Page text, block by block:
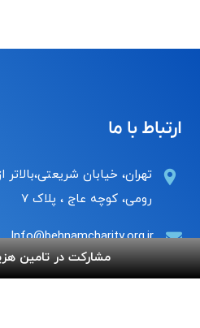
ارتباط با ما
تهران، خیابان شریعتی،بالاتر
رومی، کوچه عاج ، پلاک ۷
Info@behnamcharity.org.ir
۰۲۱-۹۱۰۰۹۹۰۰
مشارکت در تامین هزینه